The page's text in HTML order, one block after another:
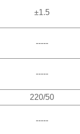
±1.5
-----
-----
220/50
-----